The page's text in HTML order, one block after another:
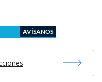
AVÍSANOS